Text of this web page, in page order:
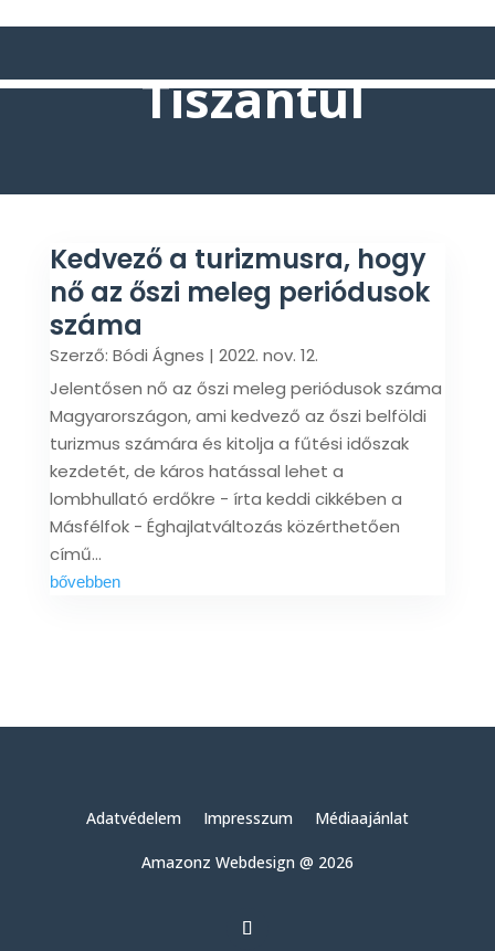
Tiszántúl
Kedvező a turizmusra, hogy
nő az őszi meleg periódusok
száma
Szerző: Bódi Ágnes | 2022. nov. 12.
Jelentősen nő az őszi meleg periódusok száma
Magyarországon, ami kedvező az őszi belföldi
turizmus számára és kitolja a fűtési időszak
kezdetét, de káros hatással lehet a
lombhullató erdőkre - írta keddi cikkében a
Másfélfok - Éghajlatváltozás közérthetően
című...
bővebben
Adatvédelem Impresszum Médiaajánlat
Amazonz Webdesign @ 2026